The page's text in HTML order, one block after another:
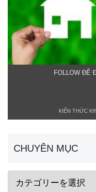
FOLLOW ĐỂ
KIẾN THỨC
CHUYÊN MỤC